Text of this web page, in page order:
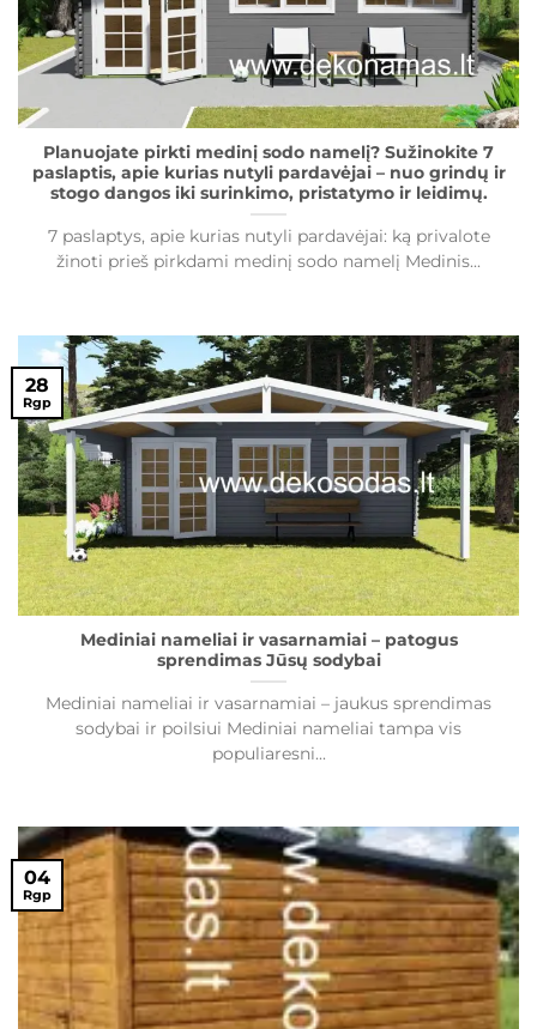
Planuojate pirkti medinį sodo namelį? Sužinokite 7
paslaptis, apie kurias nutyli pardavėjai – nuo grindų ir
stogo dangos iki surinkimo, pristatymo ir leidimų.
7 paslaptys, apie kurias nutyli pardavėjai: ką privalote
žinoti prieš pirkdami medinį sodo namelį Medinis...
Mediniai nameliai ir vasarnamiai – patogus
sprendimas Jūsų sodybai
Mediniai nameliai ir vasarnamiai – jaukus sprendimas
sodybai ir poilsiui Mediniai nameliai tampa vis
populiaresni...
28
Rgp
04
Rgp